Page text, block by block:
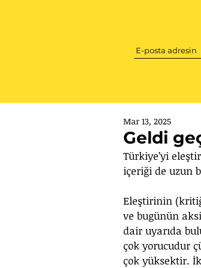
Geldi
Mar 13, 2025
Türkiye’yi
içeriği de uzun
Eleştirinin
ve bugünün
dair uyarıda
çok yorucudur
çok yüksektir.